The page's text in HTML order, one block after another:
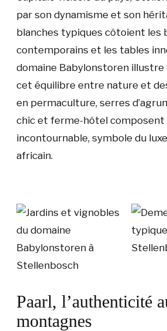
par son dynamisme et son
blanches typiques côtoient les
contemporains et les tables
domaine Babylonstoren
cet équilibre entre nature et
en permaculture, serres
chic et ferme-hôtel composent
incontournable, symbole du
africain.
Paarl, l’authenticité
montagnes